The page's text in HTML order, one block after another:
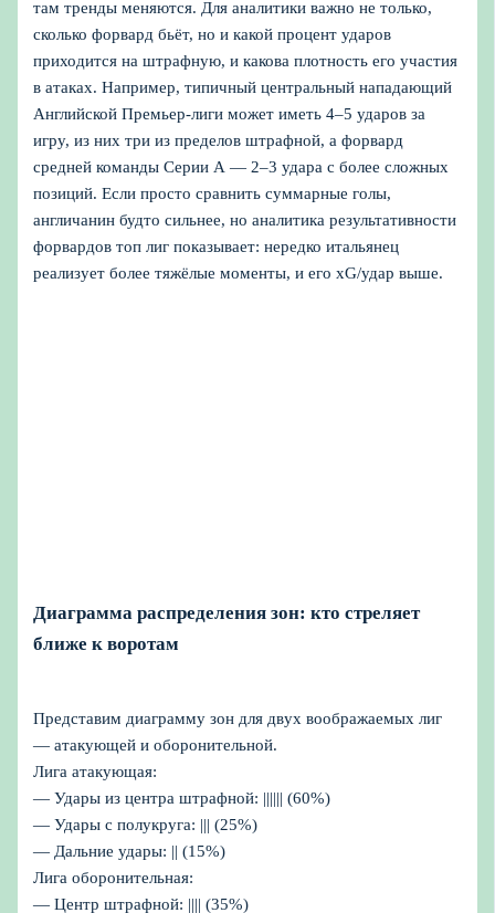
там тренды меняются. Для аналитики важно не только,
сколько форвард бьёт, но и какой процент ударов
приходится на штрафную, и какова плотность его участия
в атаках. Например, типичный центральный нападающий
Английской Премьер‑лиги может иметь 4–5 ударов за
игру, из них три из пределов штрафной, а форвард
средней команды Серии А — 2–3 удара с более сложных
позиций. Если просто сравнить суммарные голы,
англичанин будто сильнее, но аналитика результативности
форвардов топ лиг показывает: нередко итальянец
реализует более тяжёлые моменты, и его xG/удар выше.
Диаграмма распределения зон: кто стреляет
ближе к воротам
Представим диаграмму зон для двух воображаемых лиг
— атакующей и оборонительной.
Лига атакующая:
— Удары из центра штрафной: |||||| (60%)
— Удары с полукруга: ||| (25%)
— Дальние удары: || (15%)
Лига оборонительная:
— Центр штрафной: |||| (35%)